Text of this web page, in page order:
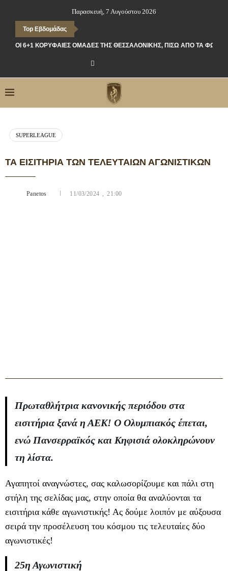
Παρασκευή, 7 Αυγούστου 2026
Top Εβδομάδας
ΟΙ 6+1 ΚΟΡΥΦΑΊΕΣ ΟΜΆΔΕΣ ΤΗΣ ΘΕΣΣΑΛΟΝΊΚΗΣ, ΠΊΣΩ ΑΠΌ ΤΑ ΦΏΤΑ
SUPERLEAGUE
ΤΑ ΕΙΣΙΤΉΡΙΑ ΤΩΝ ΤΕΛΕΥΤΑΊΩΝ ΑΓΩΝΙΣΤΙΚΏΝ
Panetos 11/03/2024 , 21:00
Πρωταθλήτρια κανονικής περιόδου στα
εισιτήρια ξανά η ΑΕΚ! Ο Ολυμπιακός έπεται,
ενώ Πανσερραϊκός και Κηφισιά ολοκληρώνουν
τη λίστα.
Αγαπητοί αναγνώστες, σας καλωσορίζουμε και πάλι στη
στήλη της σελίδας μας, στην οποία θα αναλύονται τα
εισιτήρια κάθε αγωνιστικής! Ας δούμε λοιπόν με αύξουσα
σειρά την προσέλευση του κόσμου τις τελευταίες δύο
αγωνιστικές!
25η Αγωνιστική